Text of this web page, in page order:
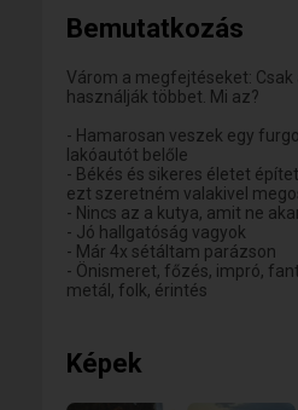
Bemutatkozás
Várom a megfejtéseket: Csak
használják többet. Mi az?
- Hamarosan veszek egy
lakóautót belőle
- Békés és sikeres életet
ezt szeretném valakivel
- Nincs az a kutya, amit ne
- Jó hallgatóság vagyok
- Már 4x sétáltam parázson
- Önismeret, főzés, impró,
metál, folk, érintés
Képek